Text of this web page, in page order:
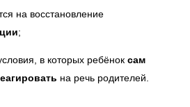
на восстановление
;
в которых ребёнок сам
на речь родителей.